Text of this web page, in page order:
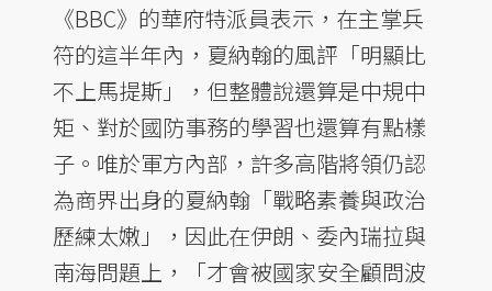
《BBC》的華府特派員表示，在主掌兵
符的這半年內，夏納翰的風評「明顯比
不上馬提斯」，但整體說還算是中規中
矩、對於國防事務的學習也還算有點樣
子。唯於軍方內部，許多高階將領仍認
為商界出身的夏納翰「戰略素養與政治
歷練太嫩」，因此在伊朗、委內瑞拉與
南海問題上，「才會被國家安全顧問波